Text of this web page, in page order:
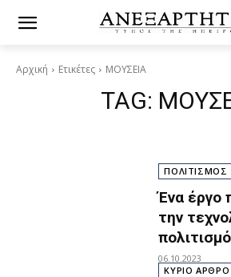
Αρχική Ετικέτες ΜΟΥΣΕΙΑ
TAG:
ΠΟΛΙΤΙΣΜΟΣ
Ένα έργο
την
πολιτισμό
06.10.2023
ΚΥΡΙΟ ΑΡΘΡΟ